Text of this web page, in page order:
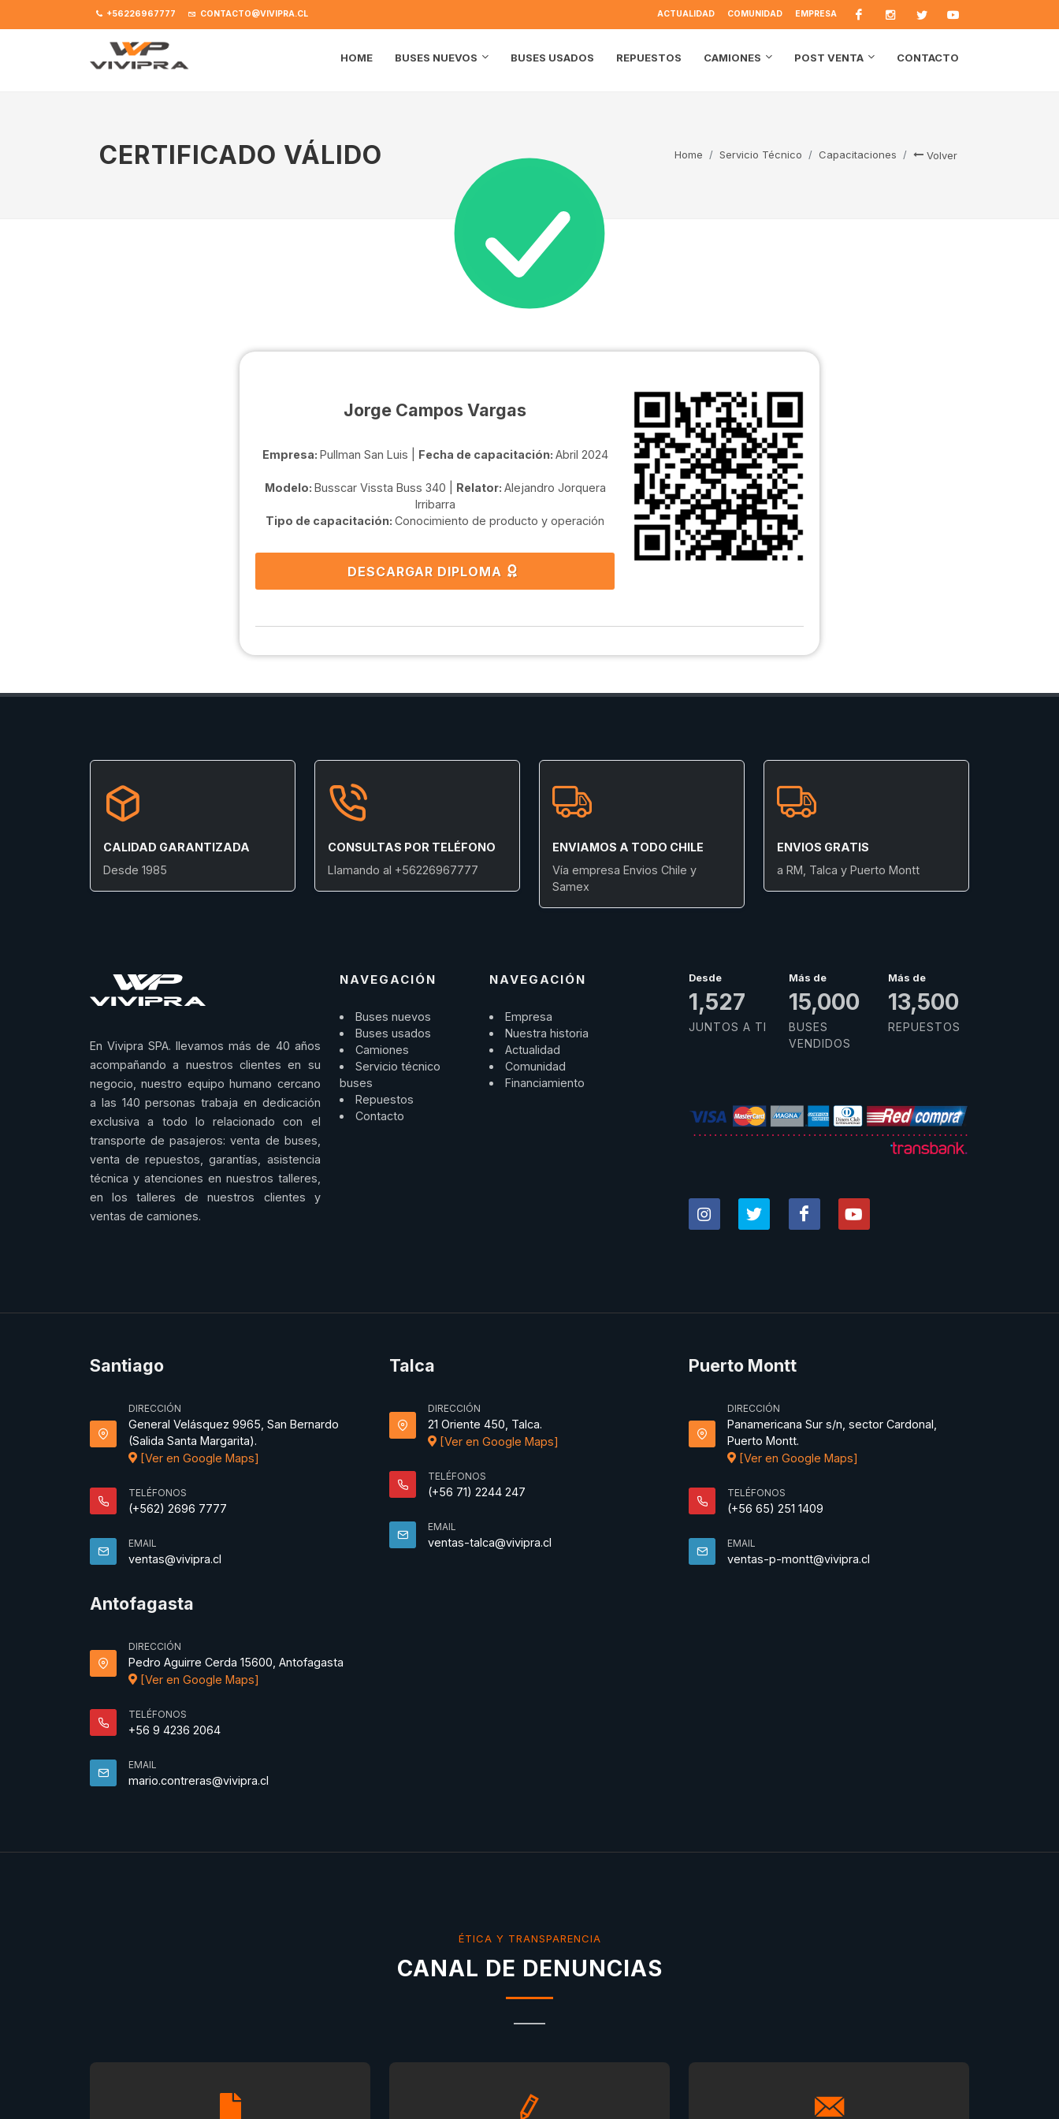
+56226967777 CONTACTO@VIVIPRA.CL ACTUALIDAD COMUNIDAD EMPRESA
HOME BUSES NUEVOS BUSES USADOS REPUESTOS CAMIONES POST VENTA CONTACTO
CERTIFICADO VÁLIDO Home Servicio Técnico Capacitaciones Volver
Jorge Campos Vargas
Empresa: Pullman San Luis | Fecha de capacitación: Abril 2024
Modelo: Busscar Vissta Buss 340 | Relator: Alejandro Jorquera
Irribarra
Tipo de capacitación: Conocimiento de producto y operación
DESCARGAR DIPLOMA
CALIDAD GARANTIZADA
Desde 1985
CONSULTAS POR TELÉFONO
Llamando al +56226967777
ENVIAMOS A TODO CHILE
Vía empresa Envios Chile y
Samex
ENVIOS GRATIS
a RM, Talca y Puerto Montt
En Vivipra SPA. llevamos más de 40 años
acompañando a nuestros clientes en su
negocio, nuestro equipo humano cercano
a las 140 personas trabaja en dedicación
exclusiva a todo lo relacionado con el
transporte de pasajeros: venta de buses,
venta de repuestos, garantías, asistencia
técnica y atenciones en nuestros talleres,
en los talleres de nuestros clientes y
ventas de camiones.
NAVEGACIÓN
Buses nuevos
Buses usados
Camiones
Servicio técnico
buses
Repuestos
Contacto
NAVEGACIÓN
Empresa
Nuestra historia
Actualidad
Comunidad
Financiamiento
Desde
1,934
JUNTOS A TI
Más de
15,000
BUSES
VENDIDOS
Más de
13,500
REPUESTOS
Santiago
DIRECCIÓN
General Velásquez 9965, San Bernardo
(Salida Santa Margarita).
[Ver en Google Maps]
TELÉFONOS
(+562) 2696 7777
EMAIL
ventas@vivipra.cl
Talca
DIRECCIÓN
21 Oriente 450, Talca.
[Ver en Google Maps]
TELÉFONOS
(+56 71) 2244 247
EMAIL
ventas-talca@vivipra.cl
Puerto Montt
DIRECCIÓN
Panamericana Sur s/n, sector Cardonal,
Puerto Montt.
[Ver en Google Maps]
TELÉFONOS
(+56 65) 251 1409
EMAIL
ventas-p-montt@vivipra.cl
Antofagasta
DIRECCIÓN
Pedro Aguirre Cerda 15600, Antofagasta
[Ver en Google Maps]
TELÉFONOS
+56 9 4236 2064
EMAIL
mario.contreras@vivipra.cl
ÉTICA Y TRANSPARENCIA
CANAL DE DENUNCIAS